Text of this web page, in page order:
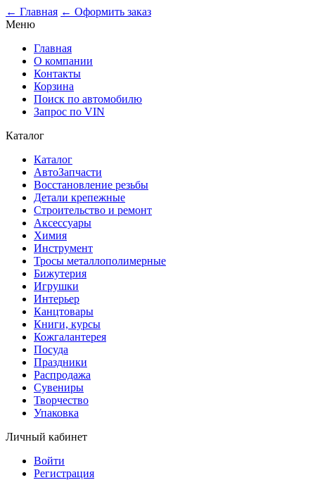
← Главная ← Оформить заказ
Меню
Главная
О компании
Контакты
Корзина
Поиск по автомобилю
Запрос по VIN
Каталог
Каталог
АвтоЗапчасти
Восстановление резьбы
Детали крепежные
Строительство и ремонт
Аксессуары
Химия
Инструмент
Тросы металлополимерные
Бижутерия
Игрушки
Интерьер
Канцтовары
Книги, курсы
Кожгалантерея
Посуда
Праздники
Распродажа
Сувениры
Творчество
Упаковка
Личный кабинет
Войти
Регистрация